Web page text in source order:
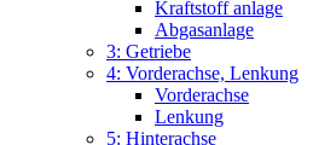
Kraftstoff anlage
Abgasanlage
3: Getriebe
4: Vorderachse, Lenkung
Vorderachse
Lenkung
5: Hinterachse